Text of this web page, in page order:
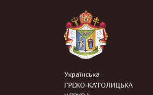
Українська
ГРЕКО-КАТОЛИЦЬКА